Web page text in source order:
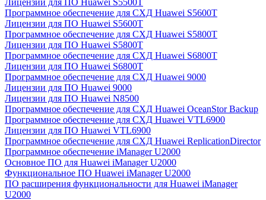
Лицензии для ПО Huawei S5500T
Программное обеспечение для СХД Huawei S5600T
Лицензии для ПО Huawei S5600T
Программное обеспечение для СХД Huawei S5800T
Лицензии для ПО Huawei S5800T
Программное обеспечение для СХД Huawei S6800T
Лицензии для ПО Huawei S6800T
Программное обеспечение для СХД Huawei 9000
Лицензии для ПО Huawei 9000
Лицензии для ПО Huawei N8500
Программное обеспечение для СХД Huawei OceanStor Backup
Программное обеспечение для СХД Huawei VTL6900
Лицензии для ПО Huawei VTL6900
Программное обеспечение для СХД Huawei ReplicationDirector
Программное обеспечение iManager U2000
Основное ПО для Huawei iManager U2000
Функциональное ПО Huawei iManager U2000
ПО расширения функциональности для Huawei iManager
U2000